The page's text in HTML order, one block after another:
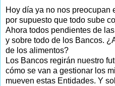
Hoy día ya no nos preocupan
por supuesto que todo sube
Ahora todos pendientes de
y sobre todo de los Bancos.
de los alimentos?
Los Bancos regirán nuestro
cómo se van a gestionar los
mueven estas Entidades. Y